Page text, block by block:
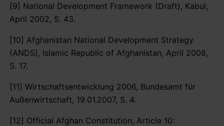
[9] National Development Framework (Draft), Kabul,
April 2002, S. 43.
[10] Afghanistan National Development Strategy
(ANDS), Islamic Republic of Afghanistan, April 2008,
S. 17.
[11] Wirtschaftsentwicklung 2006, Bundesamt für
Außenwirtschaft, 19.01.2007, S. 4.
[12] Official Afghan Constitution, Article 10: